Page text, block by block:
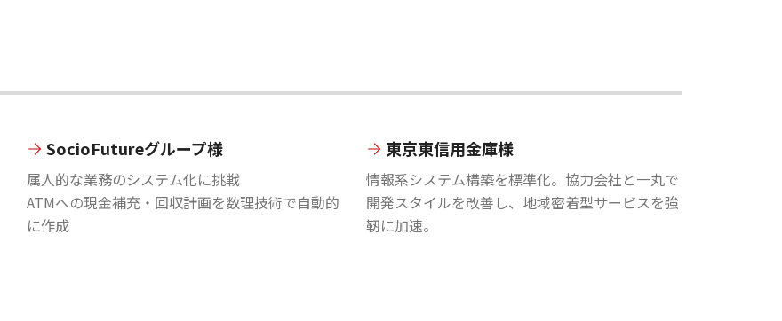
SocioFutureグループ様
属人的な業務のシステム化に挑戦
ATMへの現金補充・回収計画を数理技術で自動的
に作成
東京東信用金庫様
情報系システム構築を標準化。協力会社と一丸で
開発スタイルを改善し、地域密着型サービスを強
靭に加速。